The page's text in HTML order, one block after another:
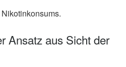
Ansatz aus Sicht der